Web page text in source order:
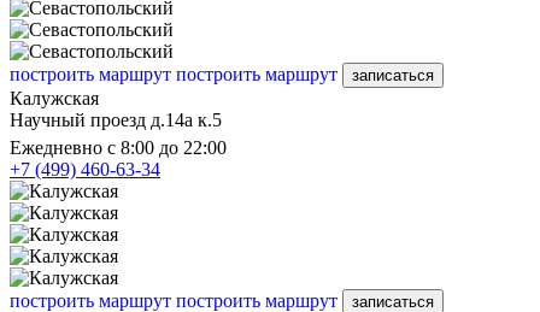
построить маршрут построить маршрут записаться
Калужская
Научный проезд д.14а к.5
Ежедневно с 8:00 до 22:00
+7 (499) 460-63-34
построить маршрут построить маршрут записаться